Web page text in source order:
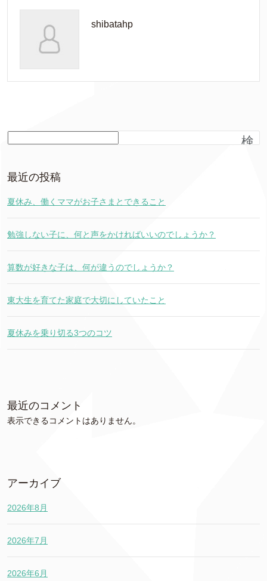
shibatahp
検
最近の投稿
夏休み、働くママがお子さまとできること
勉強しない子に、何と声をかければいいのでしょうか？
算数が好きな子は、何が違うのでしょうか？
東大生を育てた家庭で大切にしていたこと
夏休みを乗り切る3つのコツ
最近のコメント
表示できるコメントはありません。
アーカイブ
2026年8月
2026年7月
2026年6月